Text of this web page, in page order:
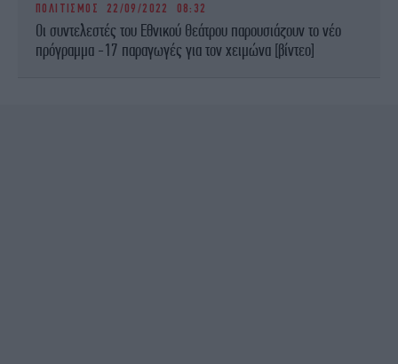
ΠΟΛΙΤΙΣΜΟΣ 22/09/2022 08:32
Οι συντελεστές του Εθνικού Θεάτρου παρουσιάζουν το νέο
πρόγραμμα -17 παραγωγές για τον χειμώνα [βίντεο]